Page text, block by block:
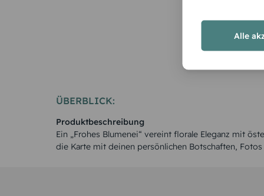
ÜBERBLICK:
Produktbeschreibung
Ein „Frohes Blumenei“ vereint florale Eleganz mit
die Karte mit deinen persönlichen Botschaften,
Alle